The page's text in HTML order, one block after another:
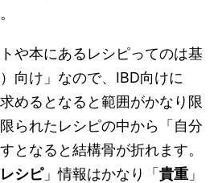
や本にあるレシピってのは基
向け」なので、IBD向けに
めるとなると範囲がかなり限
られたレシピの中から「自分
となると結構骨が折れます。
シピ」情報はかなり「貴重 」